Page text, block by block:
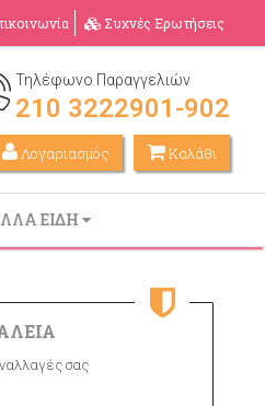
Συχνές Ερωτήσεις
Τηλέφωνο Παραγγελιών
210 3222901-902
Λογαριασμός Καλάθι
ΕΙΔΗ
σας